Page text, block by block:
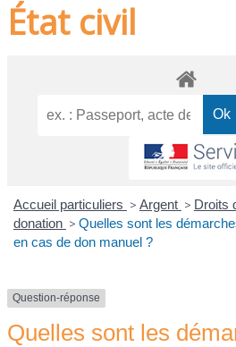
État civil
Accueil particuliers > Argent > Droits
donation > Quelles sont les
en cas de don manuel ?
Question-réponse
Quelles sont les